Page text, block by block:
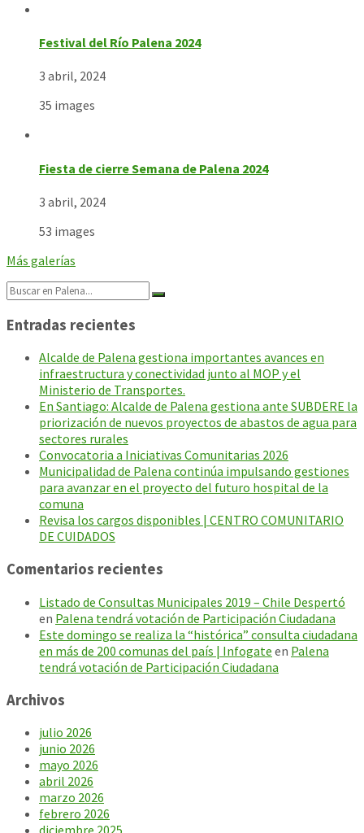
Festival del Río Palena 2024
3 abril, 2024
35 images
Fiesta de cierre Semana de Palena 2024
3 abril, 2024
53 images
Más galerías
Search:
Entradas recientes
Alcalde de Palena gestiona importantes avances en
infraestructura y conectividad junto al MOP y el
Ministerio de Transportes.
En Santiago: Alcalde de Palena gestiona ante SUBDERE la
priorización de nuevos proyectos de abastos de agua para
sectores rurales
Convocatoria a Iniciativas Comunitarias 2026
Municipalidad de Palena continúa impulsando gestiones
para avanzar en el proyecto del futuro hospital de la
comuna
Revisa los cargos disponibles | CENTRO COMUNITARIO
DE CUIDADOS
Comentarios recientes
Listado de Consultas Municipales 2019 – Chile Despertó
en Palena tendrá votación de Participación Ciudadana
Este domingo se realiza la “histórica” consulta ciudadana
en más de 200 comunas del país | Infogate en Palena
tendrá votación de Participación Ciudadana
Archivos
julio 2026
junio 2026
mayo 2026
abril 2026
marzo 2026
febrero 2026